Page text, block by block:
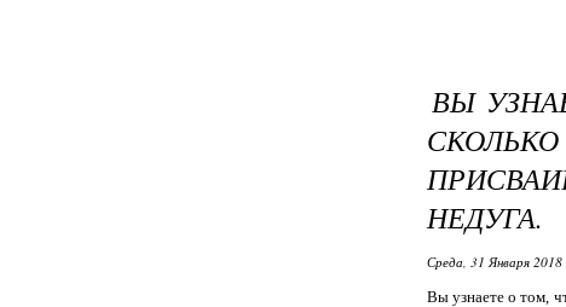
ВЫ
НЕДУГА.
Среда, 31 Января 2018
Вы узнаете о том,